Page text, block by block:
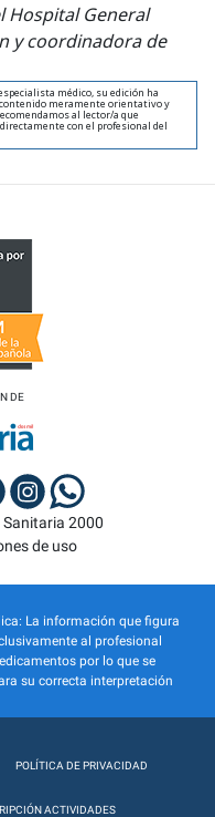
Hospital General
y coordinadora de
médico, su edición ha
contenido meramente orientativo y
al lector/a que
con el profesional del
DE
2000
de uso
La información que figura
al profesional
por lo que se
su correcta interpretación
POLÍTICA DE PRIVACIDAD
ACTIVIDADES